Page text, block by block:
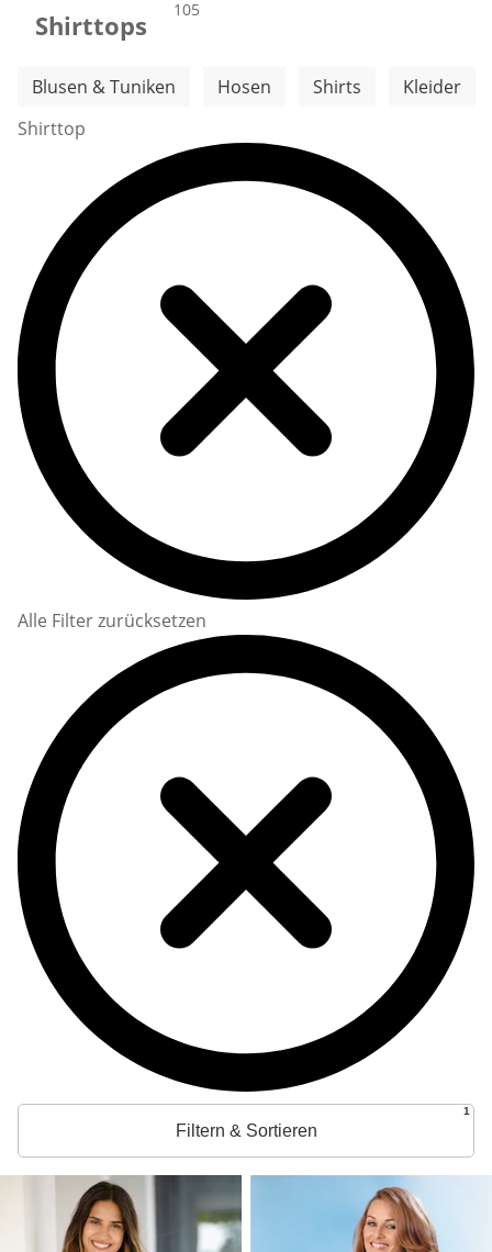
Shirttops Produkte
105
Weitere Kategorien überspringen
Blusen & Tuniken Hosen Shirts
Kleider
Shirttop
Alle Filter zurücksetzen
Filtern & Sortieren
1